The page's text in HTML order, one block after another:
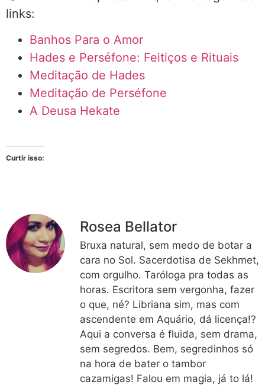
links:
Banhos Para o Amor
Hades e Perséfone: Feitiços e Rituais
Meditação de Hades
Meditação de Perséfone
A Deusa Hekate
Curtir isso:
Rosea Bellator
Bruxa natural, sem medo de botar a
cara no Sol. Sacerdotisa de Sekhmet,
com orgulho. Taróloga pra todas as
horas. Escritora sem vergonha, fazer
o que, né? Libriana sim, mas com
ascendente em Aquário, dá licença!?
Aqui a conversa é fluida, sem drama,
sem segredos. Bem, segredinhos só
na hora de bater o tambor
cazamigas! Falou em magia, já to lá!